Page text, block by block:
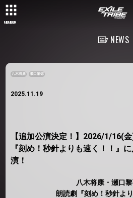
MEMBER
NEWS
八木将康 瀬口黎弥
2025.11.19
【追加公演決定！】2026/1/16(
『刻め！秒針よりも速く！！』
演！
八木将康・瀬口
朗読劇『刻め！秒針よ